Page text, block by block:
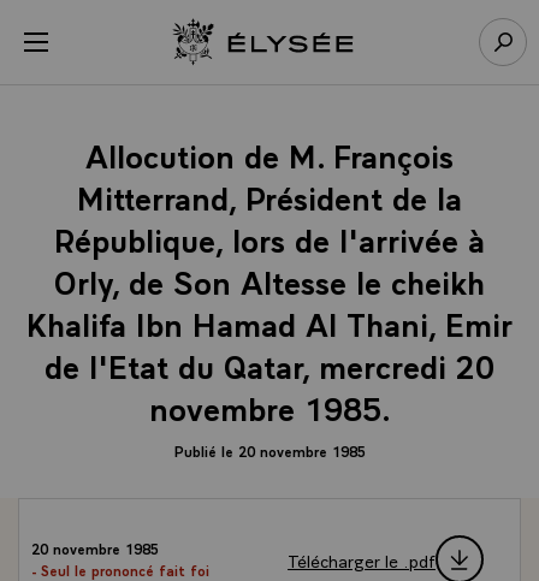
menu Retour à l’accueil Élysée
Allocution de M. François
Mitterrand, Président de la
République, lors de l'arrivée à
Orly, de Son Altesse le cheikh
Khalifa Ibn Hamad Al Thani, Emir
de l'Etat du Qatar, mercredi 20
novembre 1985.
Publié le 20 novembre 1985
20 novembre 1985
- Seul le prononcé fait foi
Télécharger le .pdf
Panneau de gestion des cookies